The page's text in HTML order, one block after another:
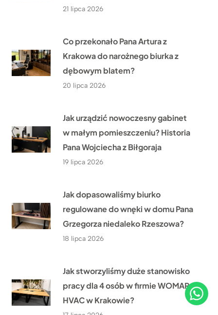
21 lipca 2026
Co przekonało Pana Artura z
Krakowa do narożnego biurka z
dębowym blatem?
20 lipca 2026
Jak urządzić nowoczesny gabinet
w małym pomieszczeniu? Historia
Pana Wojciecha z Biłgoraja
19 lipca 2026
Jak dopasowaliśmy biurko
regulowane do wnęki w domu Pana
Grzegorza niedaleko Rzeszowa?
18 lipca 2026
Jak stworzyliśmy duże stanowisko
pracy dla 4 osób w firmie WOMAR
HVAC w Krakowie?